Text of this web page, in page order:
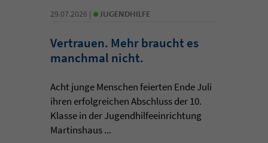
29.07.2026 | • JUGENDHILFE
Vertrauen. Mehr braucht es
manchmal nicht.
Acht junge Menschen feierten Ende Juli
ihren erfolgreichen Abschluss der 10.
Klasse in der Jugendhilfeeinrichtung
Martinshaus ...